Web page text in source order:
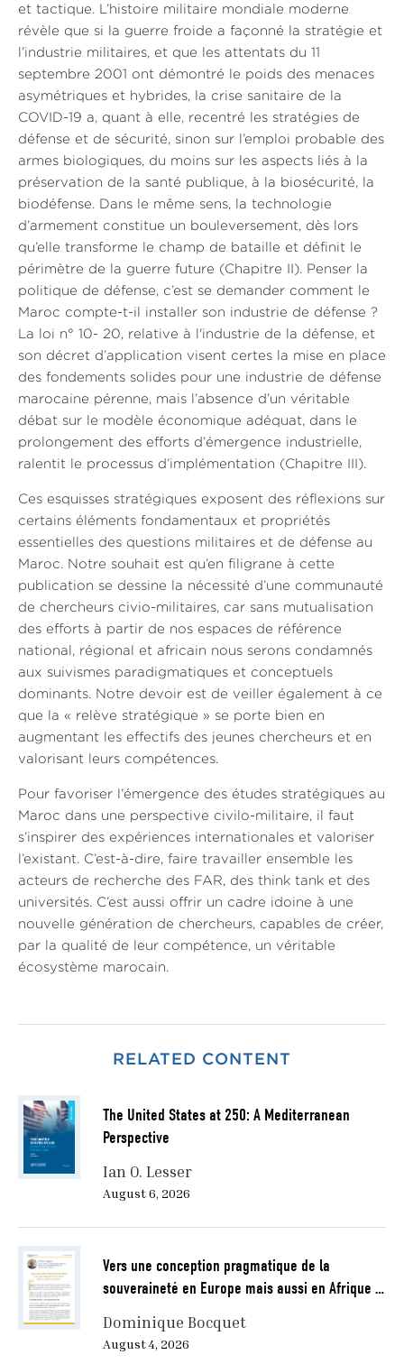
et tactique. L’histoire militaire mondiale moderne
révèle que si la guerre froide a façonné la stratégie et
l’industrie militaires, et que les attentats du 11
septembre 2001 ont démontré le poids des menaces
asymétriques et hybrides, la crise sanitaire de la
COVID-19 a, quant à elle, recentré les stratégies de
défense et de sécurité, sinon sur l’emploi probable des
armes biologiques, du moins sur les aspects liés à la
préservation de la santé publique, à la biosécurité, la
biodéfense. Dans le même sens, la technologie
d’armement constitue un bouleversement, dès lors
qu’elle transforme le champ de bataille et définit le
périmètre de la guerre future (Chapitre II). Penser la
politique de défense, c’est se demander comment le
Maroc compte-t-il installer son industrie de défense ?
La loi n° 10- 20, relative à l'industrie de la défense, et
son décret d’application visent certes la mise en place
des fondements solides pour une industrie de défense
marocaine pérenne, mais l’absence d’un véritable
débat sur le modèle économique adéquat, dans le
prolongement des efforts d’émergence industrielle,
ralentit le processus d’implémentation (Chapitre III).
Ces esquisses stratégiques exposent des réflexions sur
certains éléments fondamentaux et propriétés
essentielles des questions militaires et de défense au
Maroc. Notre souhait est qu’en filigrane à cette
publication se dessine la nécessité d’une communauté
de chercheurs civio-militaires, car sans mutualisation
des efforts à partir de nos espaces de référence
national, régional et africain nous serons condamnés
aux suivismes paradigmatiques et conceptuels
dominants. Notre devoir est de veiller également à ce
que la « relève stratégique » se porte bien en
augmentant les effectifs des jeunes chercheurs et en
valorisant leurs compétences.
Pour favoriser l’émergence des études stratégiques au
Maroc dans une perspective civilo-militaire, il faut
s’inspirer des expériences internationales et valoriser
l’existant. C’est-à-dire, faire travailler ensemble les
acteurs de recherche des FAR, des think tank et des
universités. C’est aussi offrir un cadre idoine à une
nouvelle génération de chercheurs, capables de créer,
par la qualité de leur compétence, un véritable
écosystème marocain.
RELATED CONTENT
The United States at 250: A Mediterranean
Perspective
Ian O. Lesser
August 6, 2026
Vers une conception pragmatique de la
souveraineté en Europe mais aussi en Afrique …
Dominique Bocquet
August 4, 2026